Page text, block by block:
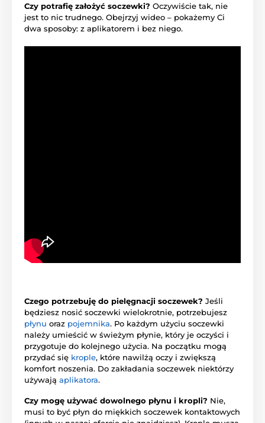
Czy potrafię założyć soczewki? Oczywiście tak, nie
jest to nic trudnego. Obejrzyj wideo – pokażemy Ci
dwa sposoby: z aplikatorem i bez niego.
Czego potrzebuję do pielęgnacji soczewek? Jeśli
będziesz nosić soczewki wielokrotnie, potrzebujesz
płynu oraz pojemnika. Po każdym użyciu soczewki
należy umieścić w świeżym płynie, który je oczyści i
przygotuje do kolejnego użycia. Na początku mogą
przydać się krople, które nawilżą oczy i zwiększą
komfort noszenia. Do zakładania soczewek niektórzy
używają aplikatora.
Czy mogę używać dowolnego płynu i kropli? Nie,
musi to być płyn do miękkich soczewek kontaktowych